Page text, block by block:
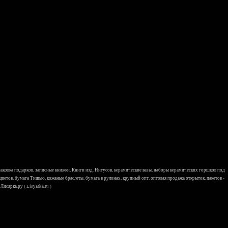
подарков, записные книжки, Книги изд. Нитусов, керамические вазы, наборы керамических горшков под
бумага Тишью, кожаные браслеты, бумага в рулонах, крупный опт, оптовая продажа открыток, пакетов -
( Lisyarka.ru )